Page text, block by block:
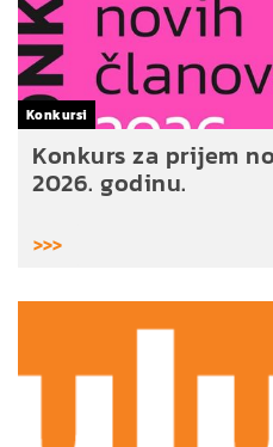
Konkursi
Konkurs za prijem
2026. godinu.
>>>